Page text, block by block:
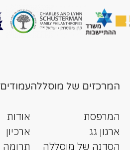
עמודים
אודות
ארכיון
תרומה
המרכזים של מוסללה
המרפסת
ארגון גג
הסדנה של מוסללה